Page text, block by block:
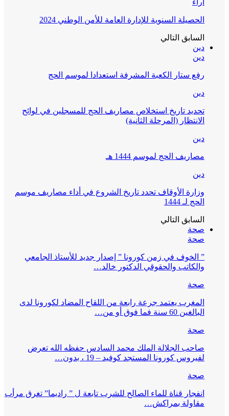
آراء
الحصيلة السنوية للإدارة العامة للأمن الوطني 2024
السابق التالي
دين
دين
رفع ستار الكعبة المشرفة استعدادا لموسم الحج
دين
تحديد تاريخ استخلاص مصاريف الحج للمسجلين في لوائح
الانتظار (المرحلة الثانية)
دين
مصاريف الحج لموسم 1444 هـ
دين
وزارة الأوقاف تحدد تاريخ الشروع في أداء مصاريف موسم
الحج لـ 1444
السابق التالي
صحة
صحة
” الخوف في زمن كورونا ” إصدار جديد للأستاذ الجامعي
والكاتب والحقوقي الدكتور خالد…
صحة
المغرب يعتمد جرعة رابعة من اللقاح المضاد لكورونا لدى
البالغين 60 سنة فما فوق أو من…
صحة
صاحب الجلالة الملك محمد السادس حفظه الله تعرض
لفيروس كورونا المستجد كوفيد – 19 ، بدون…
صحة
انفجار قناة للماء الصالح للشرب تابعة ل ” راديما” تغرق مرأب
مقاولة بمراكش…